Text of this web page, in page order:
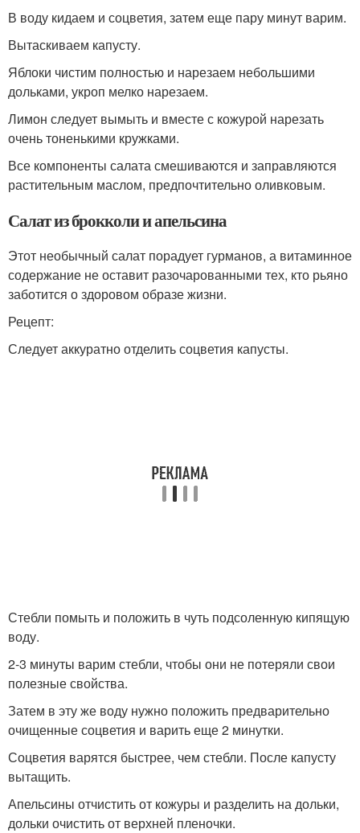
В воду кидаем и соцветия, затем еще пару минут варим.
Вытаскиваем капусту.
Яблоки чистим полностью и нарезаем небольшими
дольками, укроп мелко нарезаем.
Лимон следует вымыть и вместе с кожурой нарезать
очень тоненькими кружками.
Все компоненты салата смешиваются и заправляются
растительным маслом, предпочтительно оливковым.
Салат из брокколи и апельсина
Этот необычный салат порадует гурманов, а витаминное
содержание не оставит разочарованными тех, кто рьяно
заботится о здоровом образе жизни.
Рецепт:
Следует аккуратно отделить соцветия капусты.
Стебли помыть и положить в чуть подсоленную кипящую
воду.
2-3 минуты варим стебли, чтобы они не потеряли свои
полезные свойства.
Затем в эту же воду нужно положить предварительно
очищенные соцветия и варить еще 2 минутки.
Соцветия варятся быстрее, чем стебли. После капусту
вытащить.
Апельсины отчистить от кожуры и разделить на дольки,
дольки очистить от верхней пленочки.